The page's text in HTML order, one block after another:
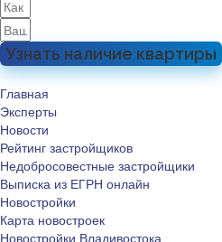
Узнать наличие квартиры
Главная
Эксперты
Новости
Рейтинг застройщиков
Недобросовестные застройщики
Выписка из ЕГРН онлайн
Новостройки
Карта новостроек
Новостройки Владивостока